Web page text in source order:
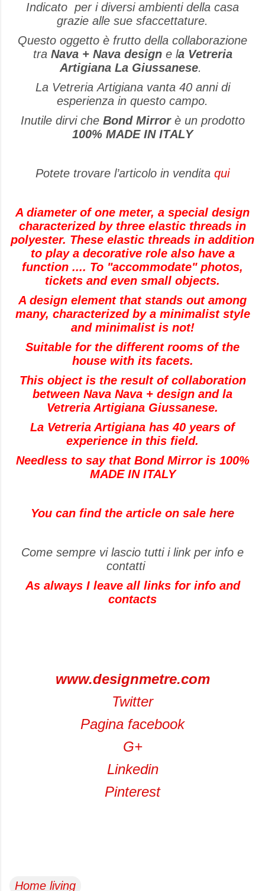
Indicato per i diversi ambienti della casa
grazie alle sue sfaccettature.
Questo oggetto è frutto della collaborazione
tra Nava + Nava designe la Vetreria
Artigiana La Giussanese.
La Vetreria Artigiana vanta 40 anni di
esperienza in questo campo.
Inutile dirvi che Bond Mirrorè un prodotto
100% MADE IN ITALY
Potete trovare l’articolo in vendita qui
A diameter of one meter, a special design
characterized by three elastic threads in
polyester. These elastic threads in addition
to play a decorative role also have a
function .... To "accommodate" photos,
tickets and even small objects.
A design element that stands out among
many, characterized by a minimalist style
and minimalist is not!
Suitable for the different rooms of the
house with its facets.
This object is the result of collaboration
between Nava Nava + design and la
Vetreria Artigiana Giussanese.
La Vetreria Artigiana has 40 years of
experience in this field.
Needless to say that Bond Mirror is 100%
MADE IN ITALY
You can find the article on sale here
Come sempre vi lascio tutti i link per info e
contatti
As always I leave all links for info and
contacts
www.designmetre.com
Twitter
Pagina facebook
G+
Linkedin
Pinterest
Home living